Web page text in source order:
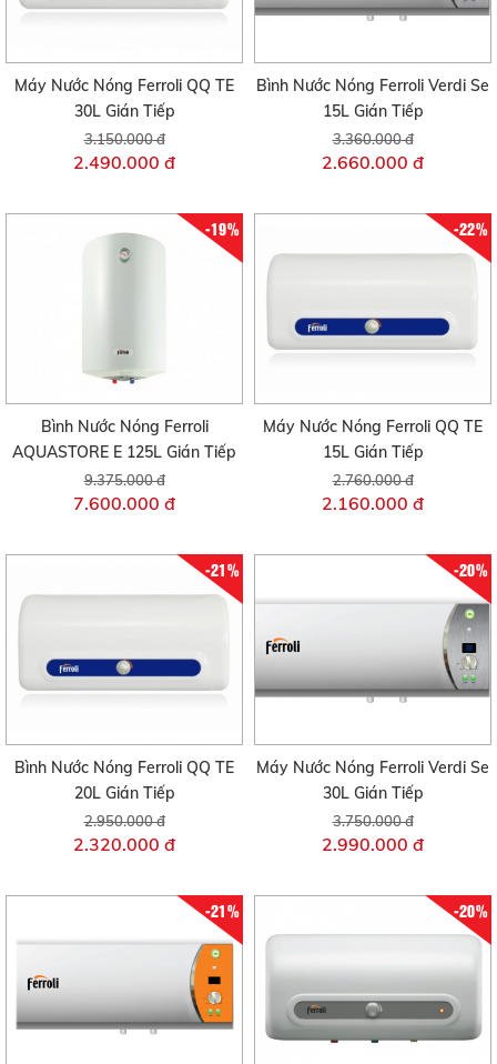
Máy Nước Nóng Ferroli QQ TE
30L Gián Tiếp
3.150.000 đ
2.490.000 đ
Bình Nước Nóng Ferroli Verdi Se
15L Gián Tiếp
3.360.000 đ
2.660.000 đ
-19%
Bình Nước Nóng Ferroli
AQUASTORE E 125L Gián Tiếp
9.375.000 đ
7.600.000 đ
-22%
Máy Nước Nóng Ferroli QQ TE
15L Gián Tiếp
2.760.000 đ
2.160.000 đ
-21%
Bình Nước Nóng Ferroli QQ TE
20L Gián Tiếp
2.950.000 đ
2.320.000 đ
-20%
Máy Nước Nóng Ferroli Verdi Se
30L Gián Tiếp
3.750.000 đ
2.990.000 đ
-21% -20%